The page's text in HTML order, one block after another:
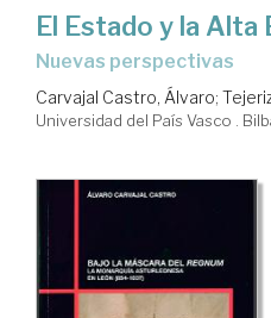
El Estado y la Alta
nuevas perspectivas
Carvajal Castro, Álvaro;
Universidad del País Vasco .